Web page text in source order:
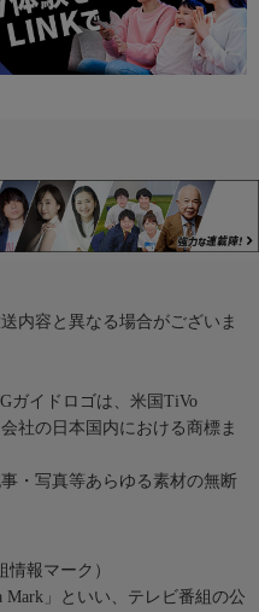
内容と異なる場合がございま
ガイドロゴは、米国TiVo
社の日本国内における商標ま
・写真等あらゆる素材の無断
情報マーク）
Mark」といい、テレビ番組の公